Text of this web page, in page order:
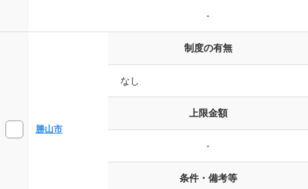
-
勝山市
制度の有無
なし
上限金額
-
条件・備考等